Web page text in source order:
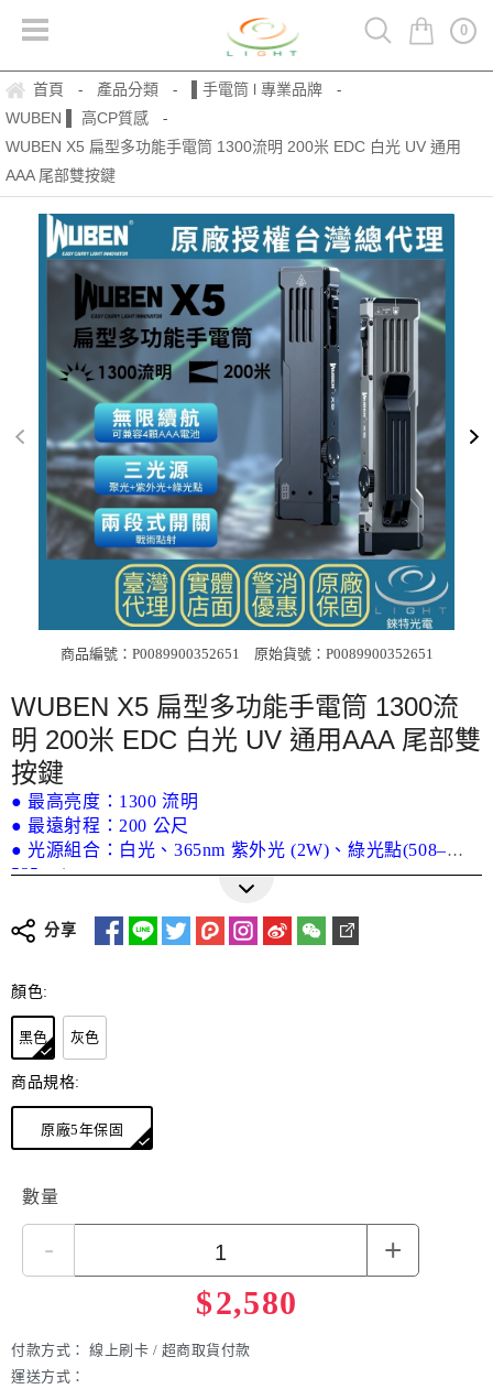
0
首頁 - 產品分類 - ▌手電筒 l 專業品牌 -
WUBEN ▌ 高CP質感 -
WUBEN X5 扁型多功能手電筒 1300流明 200米 EDC 白光 UV 通用
AAA 尾部雙按鍵
商品編號：P0089900352651 原始貨號：P0089900352651
WUBEN X5 扁型多功能手電筒 1300流
明 200米 EDC 白光 UV 通用AAA 尾部雙
按鍵
● 最高亮度：1300 流明
● 最遠射程：200 公尺
● 光源組合：白光、365nm 紫外光 (2W)、綠光點(508–
525nm)
● 電池支援：1200mAh 鋰電池，並可使用 AAA 電池作為
備用電源
● 防護等級：IP65 防塵防水、1 公尺防摔測試
陽極氧化處理
● 最低亮度：月光模式 1 流明，續航力可達 200 小時
更多詳細介紹
分享
顏色:
黑色 灰色
商品規格:
原廠5年保固
數量
- +
$2,580
付款方式： 線上刷卡 / 超商取貨付款
運送方式：